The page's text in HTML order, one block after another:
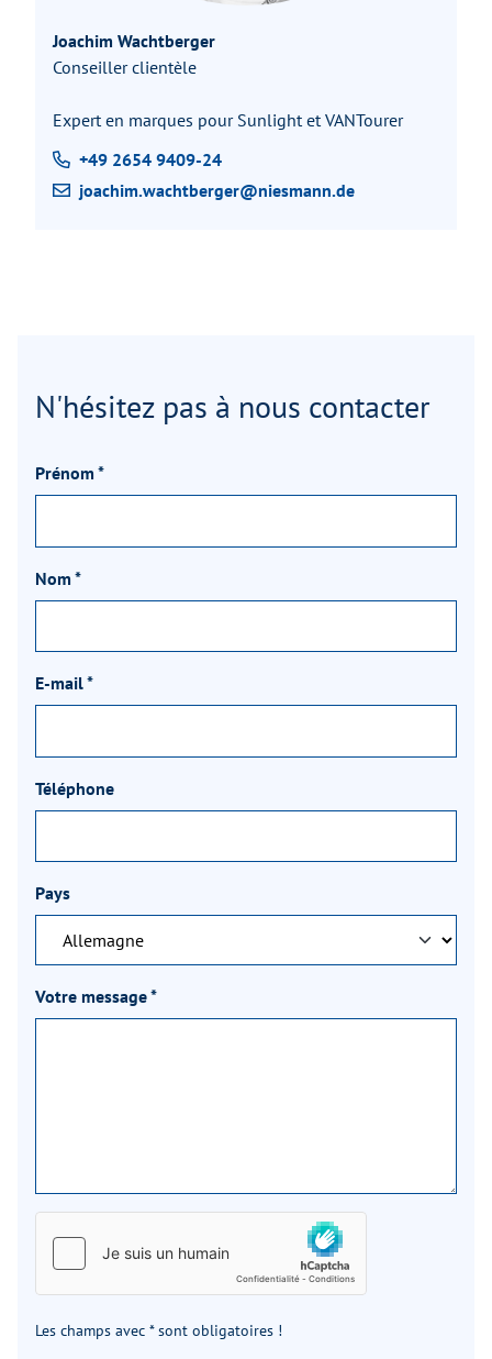
Joachim Wachtberger
Conseiller clientèle
Expert en marques pour Sunlight et VANTourer
+49 2654 9409-24
joachim.wachtberger@niesmann.de
N'hésitez pas à nous contacter
Prénom *
Nom *
E-mail*
Téléphone
Pays
Votre message*
Les champs avec * sont obligatoires !